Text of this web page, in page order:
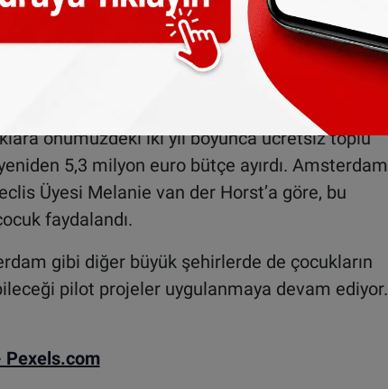
genişledi
çocuklar dört aylık bir süre için ücretsiz
ise uygulama yaz tatilinden başlayarak Noel
önümüzdeki iki yıl boyunca ücretsiz toplu
5,3 milyon euro bütçe ayırdı. Amsterdam
Üyesi Melanie van der Horst’a göre, bu
faydalandı.
gibi diğer büyük şehirlerde de çocukların
pilot projeler uygulanmaya devam ediyor.
Pexels.com